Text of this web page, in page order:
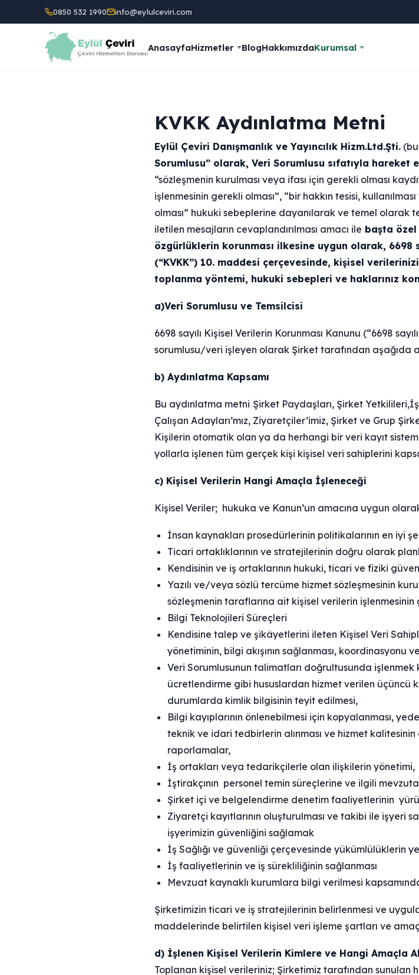
0850 532 1990 info@eylulceviri.com
AnasayfaHizmetler BlogHakkımızdaKurumsal
KVKK Aydınlatma Metni
Eylül Çeviri Danışmanlık ve Yayıncılık Hizm.Ltd.Şti.
Sorumlusu” olarak, Veri Sorumlusu sıfatıyla hareket
“sözleşmenin kurulması veya ifası için gerekli olması
işlenmesinin gerekli olması”, “bir hakkın tesisi,
olması” hukuki sebeplerine dayanılarak ve temel
iletilen mesajların cevaplandırılması amacı ile başta
özgürlüklerin korunması ilkesine uygun olarak, 6698
(“KVKK”) 10. maddesi çerçevesinde, kişisel
toplanma yöntemi, hukuki sebepleri ve haklarınız
a)Veri Sorumlusu ve Temsilcisi
6698 sayılı Kişisel Verilerin Korunması Kanunu (“6698
sorumlusu/veri işleyen olarak Şirket tarafından aşağıda
b) Aydınlatma Kapsamı
Bu aydınlatma metni Şirket Paydaşları, Şirket
Çalışan Adayları’mız, Ziyaretçiler’imiz, Şirket ve Grup
Kişilerin otomatik olan ya da herhangi bir veri kayıt
yollarla işlenen tüm gerçek kişi kişisel veri sahiplerini
c) Kişisel Verilerin Hangi Amaçla İşleneceği
Kişisel Veriler; hukuka ve Kanun’un amacına uygun
İnsan kaynakları prosedürlerinin politikalarının en iyi
Ticari ortaklıklarının ve stratejilerinin doğru olarak
Kendisinin ve iş ortaklarının hukuki, ticari ve fiziki
Yazılı ve/veya sözlü tercüme hizmet sözleşmesinin
sözleşmenin taraflarına ait kişisel verilerin işlenmesinin
Bilgi Teknolojileri Süreçleri
Kendisine talep ve şikâyetlerini ileten Kişisel Veri
yönetiminin, bilgi akışının sağlanması, koordinasyonu
Veri Sorumlusunun talimatları doğrultusunda
ücretlendirme gibi hususlardan hizmet verilen üçüncü
durumlarda kimlik bilgisinin teyit edilmesi,
Bilgi kayıplarının önlenebilmesi için kopyalanması,
teknik ve idari tedbirlerin alınması ve hizmet kalitesinin
raporlamalar,
İş ortakları veya tedarikçilerle olan ilişkilerin yönetimi,
İştirakçının personel temin süreçlerine ve ilgili
Şirket içi ve belgelendirme denetim faaliyetlerinin
Ziyaretçi kayıtlarının oluşturulması ve takibi ile işyeri
işyerimizin güvenliğini sağlamak
İş Sağlığı ve güvenliği çerçevesinde yükümlülüklerin
İş faaliyetlerinin ve iş sürekliliğinin sağlanması
Mevzuat kaynaklı kurumlara bilgi verilmesi
Şirketimizin ticari ve iş stratejilerinin belirlenmesi ve
maddelerinde belirtilen kişisel veri işleme şartları ve
d) İşlenen Kişisel Verilerin Kimlere ve Hangi Amaçla
Toplanan kişisel verileriniz; Şirketimiz tarafından